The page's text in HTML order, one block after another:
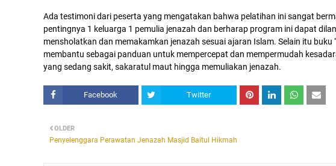
Ada testimoni dari peserta yang mengatakan bahwa pelatihan ini sangat
pentingnya 1 keluarga 1 pemulia jenazah dan berharap program ini dapat
mensholatkan dan memakamkan jenazah sesuai ajaran Islam. Selain itu buku
membantu sebagai panduan untuk mempercepat dan mempermudah
yang sedang sakit, sakaratul maut hingga memuliakan jenazah.
Facebook Twitter
OLDER
Penyelenggara Perawatan Jenazah Masjid Baitul Hikmah